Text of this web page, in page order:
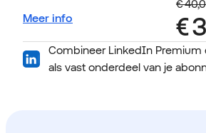
Meer info
Combineer LinkedIn Premium
als vast onderdeel van je